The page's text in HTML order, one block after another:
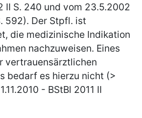
II S. 240 und vom 23.5.2002
592). Der Stpfl. ist
die medizinische Indikation
nachzuweisen. Eines
vertrauensärztlichen
bedarf es hierzu nicht (>
- BStBl 2011 II